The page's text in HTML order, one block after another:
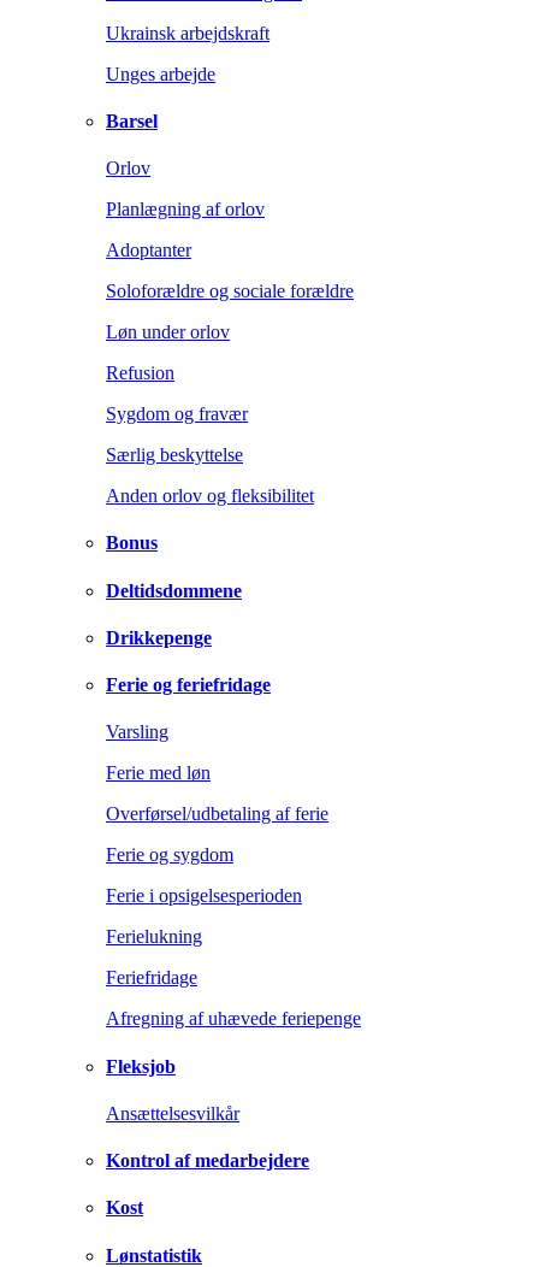
Ukrainsk arbejdskraft
Unges arbejde
Barsel
Orlov
Planlægning af orlov
Adoptanter
Soloforældre og sociale forældre
Løn under orlov
Refusion
Sygdom og fravær
Særlig beskyttelse
Anden orlov og fleksibilitet
Bonus
Deltidsdommene
Drikkepenge
Ferie og feriefridage
Varsling
Ferie med løn
Overførsel/udbetaling af ferie
Ferie og sygdom
Ferie i opsigelsesperioden
Ferielukning
Feriefridage
Afregning af uhævede feriepenge
Fleksjob
Ansættelsesvilkår
Kontrol af medarbejdere
Kost
Lønstatistik